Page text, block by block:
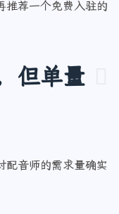
推荐一个免费入驻的
但单量
配音师的需求量确实